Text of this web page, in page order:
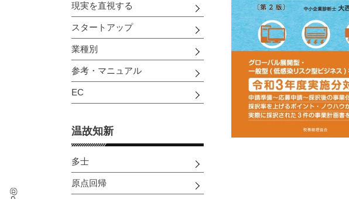
現実を直視する
スタートアップ
業種別
参考・マニュアル
EC
温故知新
多士
原点回帰